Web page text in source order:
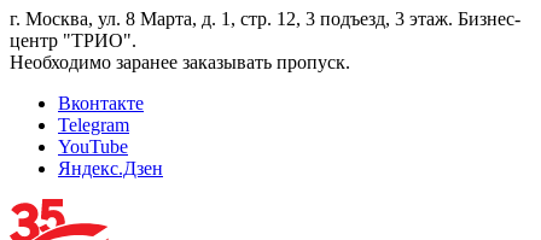
г. Москва, ул. 8 Марта, д. 1, стр. 12, 3 подъезд, 3 этаж. Бизнес-
центр "ТРИО".
Необходимо заранее заказывать пропуск.
Вконтакте
Telegram
YouTube
Яндекс.Дзен